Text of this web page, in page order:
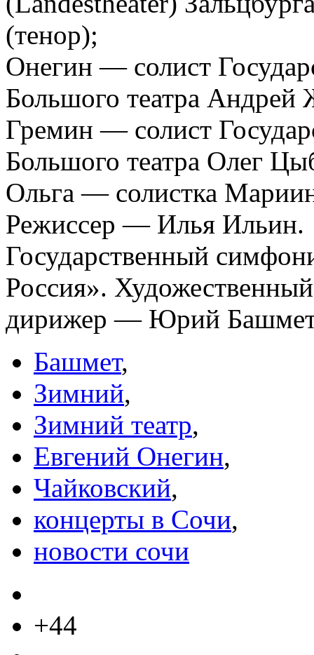
(тенор);
Онегин — солист
Большого театра
Гремин — солист
Большого театра Олег
Ольга — солистка
Режиссер — Илья Ильин.
Государственный
Россия».
дирижер — Юрий
Башмет,
Зимний,
Зимний театр,
Евгений Онегин,
Чайковский,
концерты в Сочи,
новости сочи
+44